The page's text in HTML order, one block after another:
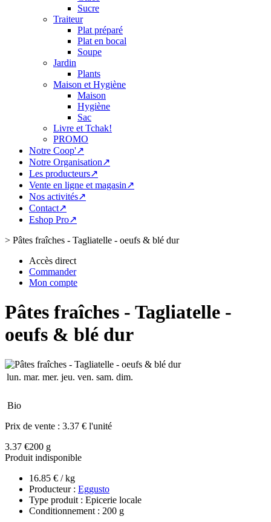
Sucre
Traiteur
Plat préparé
Plat en bocal
Soupe
Jardin
Plants
Maison et Hygiène
Maison
Hygiène
Sac
Livre et Tchak!
PROMO
Notre Coop'↗
Notre Organisation↗
Les producteurs↗
Vente en ligne et magasin↗
Nos activités↗
Contact↗
Eshop Pro↗
> Pâtes fraîches - Tagliatelle - oeufs & blé dur
Accès direct
Commander
Mon compte
Pâtes fraîches - Tagliatelle -
oeufs & blé dur
lun. mar. mer. jeu. ven. sam. dim.
Bio
Prix de vente : 3.37 € l'unité
3.37 €200 g
Produit indisponible
16.85 € / kg
Producteur : Eggusto
Type produit : Epicerie locale
Conditionnement : 200 g